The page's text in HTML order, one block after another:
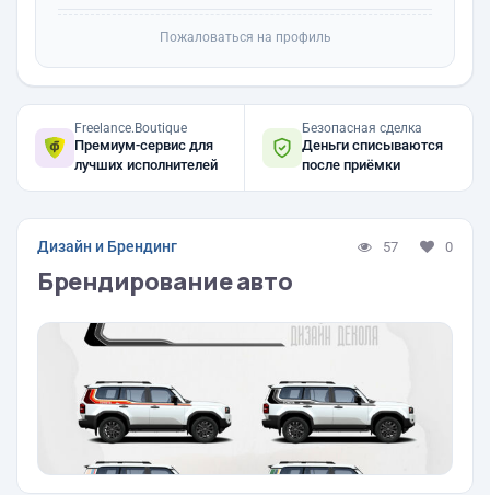
Пожаловаться на профиль
Freelance.Boutique
Премиум-сервис для
лучших исполнителей
Безопасная сделка
Деньги списываются
после приёмки
Дизайн и Брендинг 57 0
Брендирование авто